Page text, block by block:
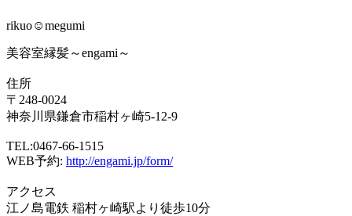
rikuo☺︎megumi
美容室縁髪～engami～
住所
〒248-0024
神奈川県鎌倉市稲村ヶ崎5-12-9
TEL:0467-66-1515
WEB予約: http://engami.jp/form/
アクセス
江ノ島電鉄 稲村ヶ崎駅より徒歩10分